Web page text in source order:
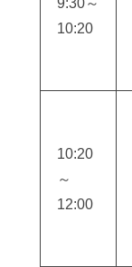
10:20
10:20
～
12:00